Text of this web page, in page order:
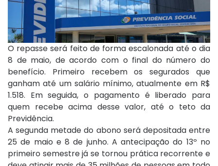
O repasse será feito de forma escalonada até o dia
8 de maio, de acordo com o final do número do
benefício. Primeiro recebem os segurados que
ganham até um salário mínimo, atualmente em R$
1.518. Em seguida, o pagamento é liberado para
quem recebe acima desse valor, até o teto da
Previdência.
A segunda metade do abono será depositada entre
25 de maio e 8 de junho. A antecipação do 13º no
primeiro semestre já se tornou prática recorrente e